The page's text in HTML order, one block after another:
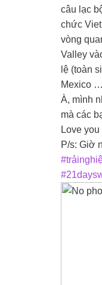
câu lạc
chức
vòng
Valley
lệ (toàn
Mexico
À, mình
mà các
Love you
P/s: Giờ
KẾT HÔN VÀ CÓ CON